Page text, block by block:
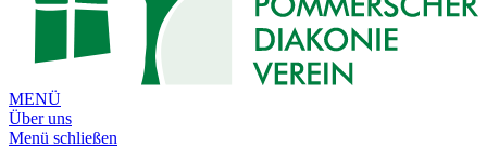
MENÜ
Über uns
Menü schließen